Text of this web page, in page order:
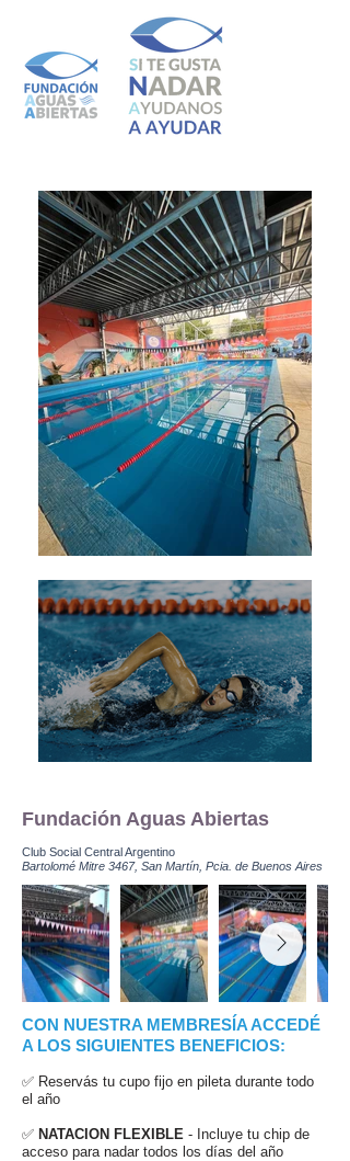
Fundación Aguas Abiertas
Club Social Central Argentino
Bartolomé Mitre 3467, San Martín, Pcia. de Buenos Aires
CON NUESTRA MEMBRESÍA ACCEDÉ
A LOS SIGUIENTES BENEFICIOS:
✅ Reservás tu cupo fijo en pileta durante todo
el año
✅ NATACION FLEXIBLE - Incluye tu chip de
acceso para nadar todos los días del año